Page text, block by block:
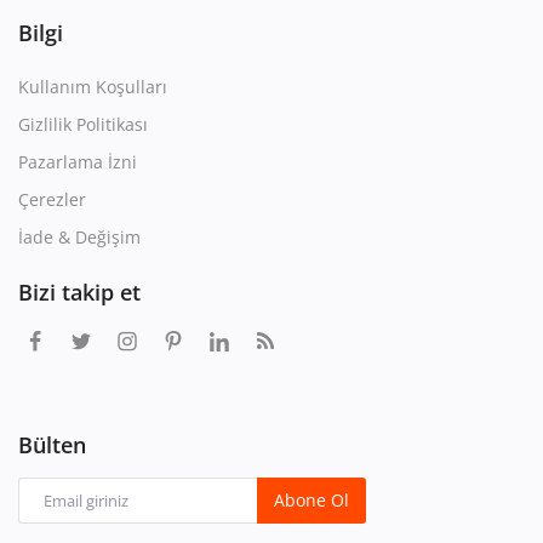
Bilgi
Kullanım Koşulları
Gizlilik Politikası
Pazarlama İzni
Çerezler
İade & Değişim
Bizi takip et
Bülten
Abone Ol